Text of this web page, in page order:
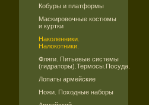
Кобуры и платформы
Маскировочные костюмы
и куртки
Наколенники.
Налокотники.
Фляги. Питьевые системы
(гидраторы).Термосы.Посуда.
Лопаты армейские
Ножи. Походные наборы